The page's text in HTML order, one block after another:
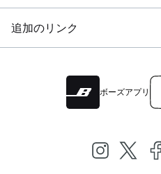
追加のリンク
ボーズアプリ